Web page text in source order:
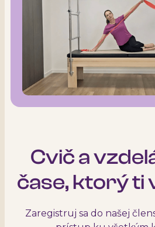
Cvič a
čase, ktorý ti
Zaregistruj sa do našej